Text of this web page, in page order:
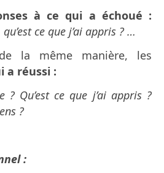
à ce qui a échoué :
ce que j’ai appris ? …
la même manière, les
a réussi :
Qu’est ce que j’ai appris ?
?
: